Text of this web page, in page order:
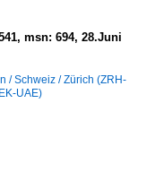
msn: 694, 28.Juni
/ Schweiz / Zürich (ZRH-
UAE)